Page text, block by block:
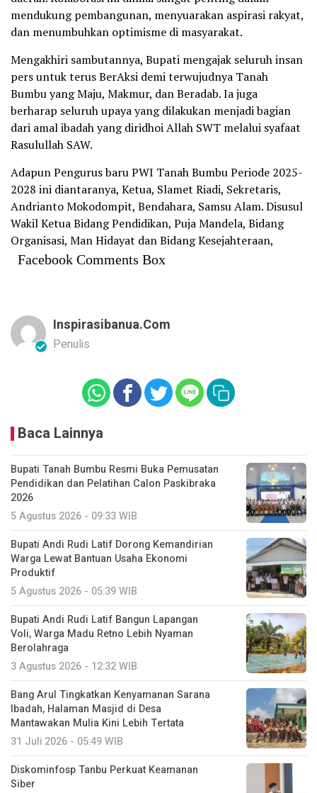
mendukung pembangunan, menyuarakan aspirasi rakyat,
dan menumbuhkan optimisme di masyarakat.
Mengakhiri sambutannya, Bupati mengajak seluruh insan
pers untuk terus BerAksi demi terwujudnya Tanah
Bumbu yang Maju, Makmur, dan Beradab. Ia juga
berharap seluruh upaya yang dilakukan menjadi bagian
dari amal ibadah yang diridhoi Allah SWT melalui syafaat
Rasulullah SAW.
Adapun Pengurus baru PWI Tanah Bumbu Periode 2025-
2028 ini diantaranya, Ketua, Slamet Riadi, Sekretaris,
Andrianto Mokodompit, Bendahara, Samsu Alam. Disusul
Wakil Ketua Bidang Pendidikan, Puja Mandela, Bidang
Organisasi, Man Hidayat dan Bidang Kesejahteraan,
Facebook Comments Box
Inspirasibanua.com
Penulis
Baca Lainnya
Bupati Tanah Bumbu Resmi Buka Pemusatan
Pendidikan dan Pelatihan Calon Paskibraka
2026
5 Agustus 2026 - 09:33 WIB
Bupati Andi Rudi Latif Dorong Kemandirian
Warga Lewat Bantuan Usaha Ekonomi
Produktif
5 Agustus 2026 - 05:39 WIB
Bupati Andi Rudi Latif Bangun Lapangan
Voli, Warga Madu Retno Lebih Nyaman
Berolahraga
3 Agustus 2026 - 12:32 WIB
Bang Arul Tingkatkan Kenyamanan Sarana
Ibadah, Halaman Masjid di Desa
Mantawakan Mulia Kini Lebih Tertata
31 Juli 2026 - 05:49 WIB
Diskominfosp Tanbu Perkuat Keamanan
Siber